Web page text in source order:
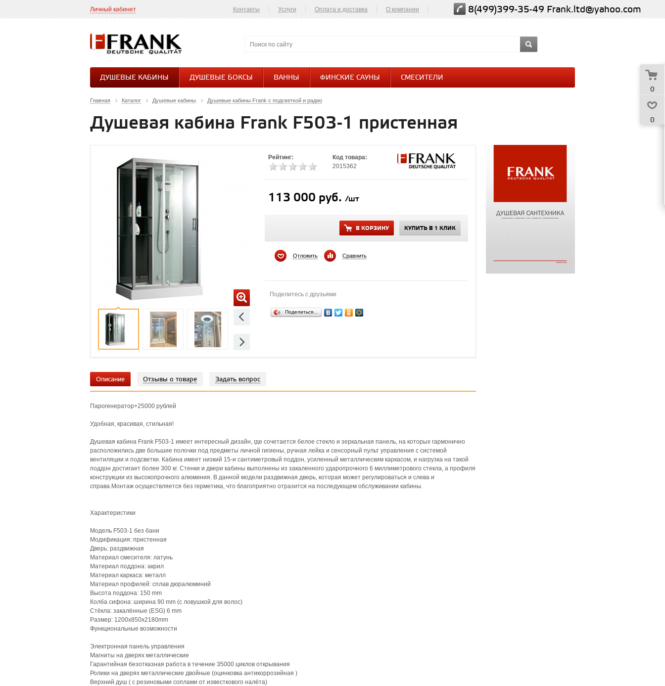
Личный кабинет Контакты Услуги Оплата и доставка О компании 8(499)399-35-49 Frank.ltd@yahoo.com
0
0
ДУШЕВЫЕ КАБИНЫ ДУШЕВЫЕ БОКСЫ ВАННЫ ФИНСКИЕ САУНЫ СМЕСИТЕЛИ
Главная Каталог Душевые кабины Душевые кабины Frank с подсветкой и радио
Душевая кабина Frank F503-1 пристенная
Рейтинг:
Код товара:
2015362
113 000 руб. /шт
В КОРЗИНУ КУПИТЬ В 1 КЛИК
Отложить Сравнить
Поделитесь с друзьями
Поделиться…
Описание Отзывы о товаре Задать вопрос
Парогенератор+25000 рублей
Удобная, красивая, стильная!
Душевая кабина Frank F503-1 имеет интересный дизайн, где сочетается белое стекло и зеркальная панель, на которых гармонично
расположились две большие полочки под предметы личной гигиены, ручная лейка и сенсорный пульт управления с системой
вентиляции и подсветки. Кабина имеет низкий 15-и сантиметровый поддон, усиленный металлическим каркасом, и нагрузка на такой
поддон достигает более 300 кг. Стенки и двери кабины выполнены из закаленного ударопрочного 6 миллиметрового стекла, а профиля
конструкции из высокопрочного алюминия. В данной модели раздвижная дверь, которая может регулироваться и слева и
справа.Монтаж осуществляется без герметика, что благоприятно отразится на последующем обслуживании кабины.
Характеристики
Модель F503-1 без бани
Модификация: пристенная
Дверь: раздвижная
Материал смесителя: латунь
Материал поддона: акрил
Материал каркаса: металл
Материал профилей: сплав дюралюминий
Высота поддона: 150 mm
Колба сифона: ширина 90 mm (с ловушкой для волос)
Стёкла: закалённые (ESG) 6 mm
Размер: 1200х850х2180mm
Функциональные возможности
Электронная панель управления
Магниты на дверях металлические
Гарантийная безотказная работа в течение 35000 циклов открывания
Ролики на дверях металлические двойные (оцинковка антикоррозийная )
Верхний душ ( с резиновыми соплами от известкового налёта)